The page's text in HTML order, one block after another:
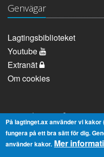
Genvägar
Lagtingsbiblioteket
Youtube
Extranät
Om cookies
Kontaktuppgifter
Strandgatan 37, AX-
På lagtinget.ax använder vi
fungera på ett bra sätt för dig.
använder kakor. Mer